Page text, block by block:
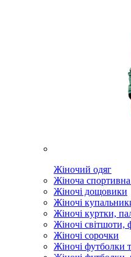
Жіночий одяг
Жіноча спортивна
Жіночі дощовики
Жіночі
Жіночі куртки,
Жіночі світшоти,
Жіночі сорочки
Жіночі футболки